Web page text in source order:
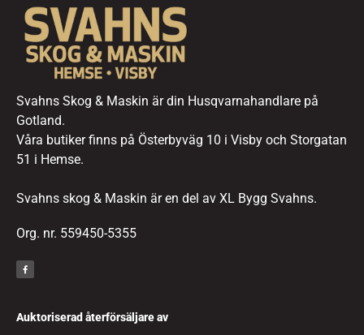
Svahns Skog & Maskin är din Husqvarnahandlare på
Gotland.
Våra butiker finns på Österbyväg 10 i Visby och Storgatan
51 i Hemse.
Svahns skog & Maskin är en del av XL Bygg Svahns.
Org. nr. 559450-5355
Auktoriserad återförsäljare av